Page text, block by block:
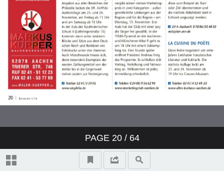
PAGE 20/ 64
Aachen live
Karneval I
Karneval II
Tipps des Monats
Stadtgeflüster-Spezial
VORWEIHNACHTSZEIT